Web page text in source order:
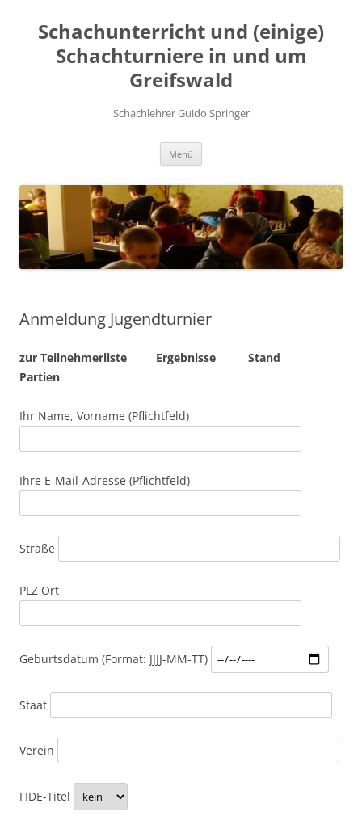
springen
Schachunterricht und (einige)
Schachturniere in und um
Greifswald
Schachlehrer Guido Springer
Menü
Anmeldung Jugendturnier
zur Teilnehmerliste Ergebnisse Stand
Partien
Ihr Name, Vorname (Pflichtfeld)
Ihre E-Mail-Adresse (Pflichtfeld)
Straße
PLZ Ort
Geburtsdatum (Format: JJJJ-MM-TT)
Staat
Verein
FIDE-Titel